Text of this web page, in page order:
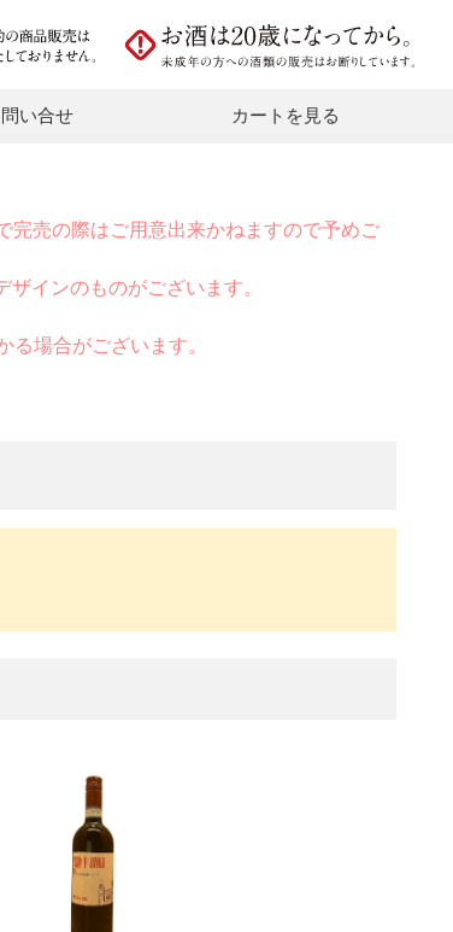
い合せ カートを見る
売の際はご用意出来かねますので予めご
インのものがございます。
場合がございます。